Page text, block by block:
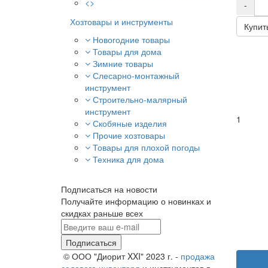
<>
Хозтовары и инструменты
Новогодние товары
Товары для дома
Зимние товары
Слесарно-монтажный
инструмент
Строительно-малярный
инструмент
Скобяные изделия
Прочие хозтовары
Товары для плохой погоды
Техника для дома
Подписаться на новости
Получайте информацию о новинках и
скидках раньше всех
Подписаться
-
1
© ООО "Диорит XXI" 2023 г. - продажа